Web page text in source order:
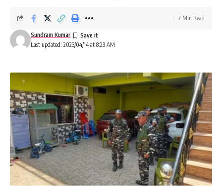
Last updated: 2023/04/14 at 8:23 AM
Sundram Kumar
2 Min Read